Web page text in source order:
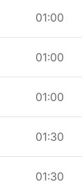
01:00
01:00
01:00
01:30
01:30